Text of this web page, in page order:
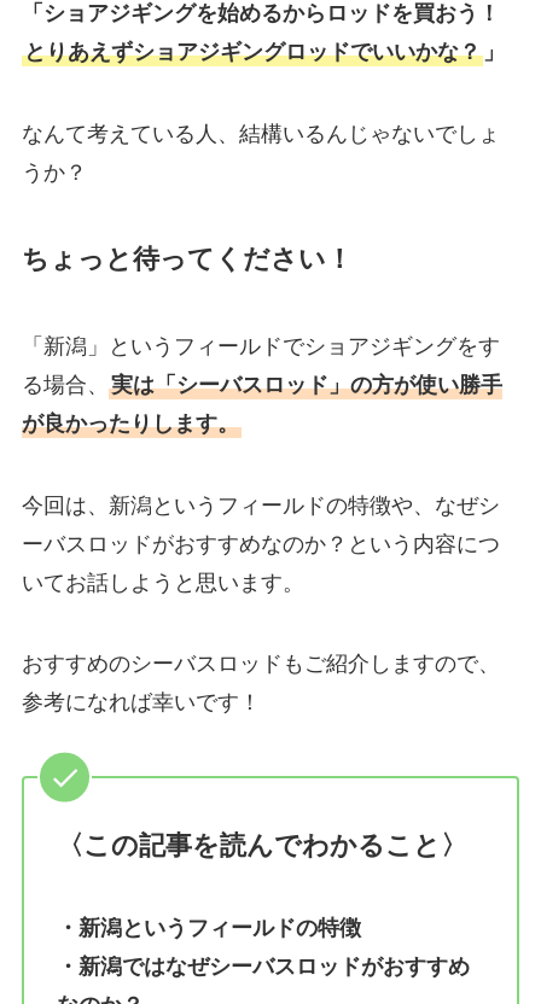
「ショアジギングを始めるからロッドを買おう！
とりあえずショアジギングロッドでいいかな？」
なんて考えている人、結構いるんじゃないでしょ
うか？
ちょっと待ってください！
「新潟」というフィールドでショアジギングをす
る場合、 実は「シーバスロッド」の方が使い勝手
が良かったりします。
今回は、新潟というフィールドの特徴や、なぜシ
ーバスロッドがおすすめなのか？という内容につ
いてお話しようと思います。
おすすめのシーバスロッドもご紹介しますので、
参考になれば幸いです！
〈この記事を読んでわかること〉
・新潟というフィールドの特徴
・新潟ではなぜシーバスロッドがおすすめ